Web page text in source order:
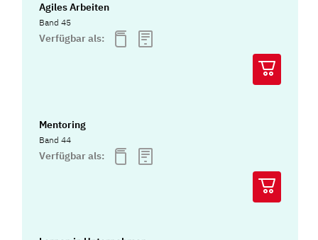
Agiles Arbeiten
Band 45
Verfügbar als:
Mentoring
Band 44
Verfügbar als: